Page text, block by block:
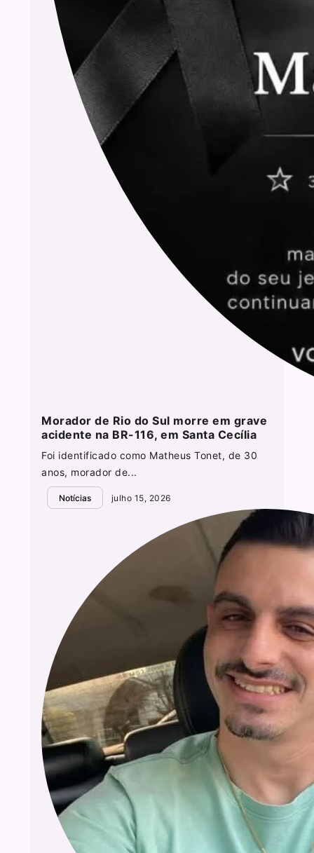
Morador de Rio do Sul morre em grave
acidente na BR-116, em Santa Cecília
Foi identificado como Matheus Tonet, de 30
anos, morador de...
Notícias julho 15, 2026